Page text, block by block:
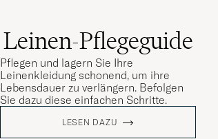
Leinen-Pflegeguide
Pflegen und lagern Sie Ihre
Leinenkleidung schonend, um ihre
Lebensdauer zu verlängern. Befolgen
Sie dazu diese einfachen Schritte.
LESEN DAZU